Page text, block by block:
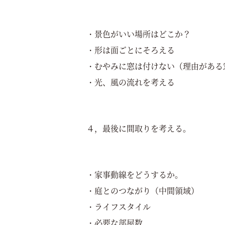
・景色がいい場所はどこか？
・形は面ごとにそろえる
・むやみに窓は付けない（理由があ
・光、風の流れを考える
４，最後に間取りを考える。
・家事動線をどうするか。
・庭とのつながり（中間領域）
・ライフスタイル
・必要な部屋数